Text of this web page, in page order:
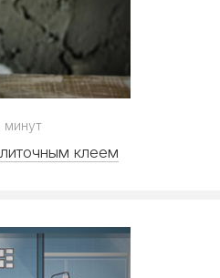
минут
клеем